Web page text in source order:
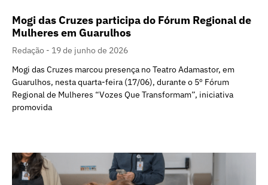
Mogi das Cruzes participa do Fórum Regional de
Mulheres em Guarulhos
Redação
19 de junho de 2026
Mogi das Cruzes marcou presença no Teatro Adamastor, em
Guarulhos, nesta quarta-feira (17/06), durante o 5º Fórum
Regional de Mulheres “Vozes Que Transformam”, iniciativa
promovida